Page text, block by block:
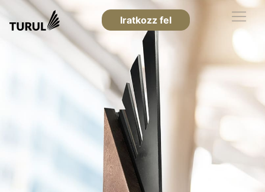
Iratkozz fel